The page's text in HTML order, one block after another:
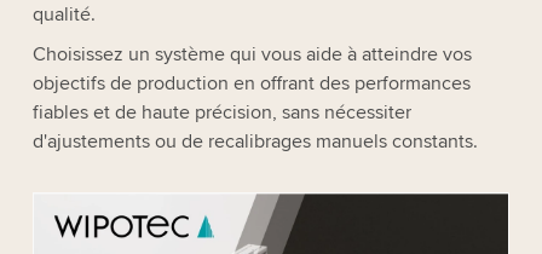
qualité.
Choisissez un système qui vous aide à atteindre vos
objectifs de production en offrant des performances
fiables et de haute précision, sans nécessiter
d'ajustements ou de recalibrages manuels constants.
We need your consent to load the YouTube